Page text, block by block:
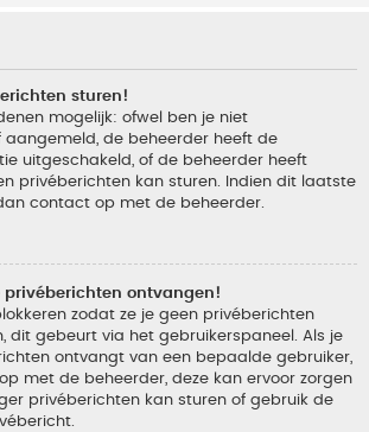
sturen!
mogelijk: ofwel ben je niet
de beheerder heeft de
uitgeschakeld, of de beheerder heeft
privéberichten kan sturen. Indien dit laatste
contact op met de beheerder.
privéberichten ontvangen!
zodat ze je geen privéberichten
dit gebeurt via het gebruikerspaneel. Als je
ontvangt van een bepaalde gebruiker,
met de beheerder, deze kan ervoor zorgen
privéberichten kan sturen of gebruik de